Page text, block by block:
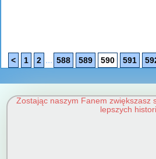
< 1 2 ... 588 589 590 591
Zostając naszym Fanem zwiększasz
lepszych